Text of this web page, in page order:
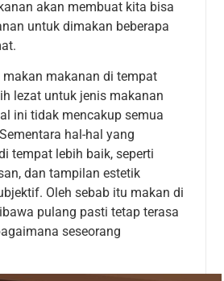
akan membuat kita bisa
untuk dimakan beberapa
makan makanan di tempat
lezat untuk jenis makanan
ini tidak mencakup semua
hal-hal yang
tempat lebih baik, seperti
dan tampilan estetik
Oleh sebab itu makan di
pulang pasti tetap terasa
seseorang